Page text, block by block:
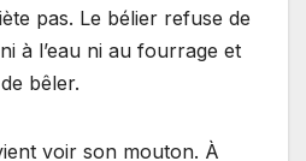
pas. Le bélier refuse de
à l’eau ni au fourrage et
bêler.
voir son mouton. À